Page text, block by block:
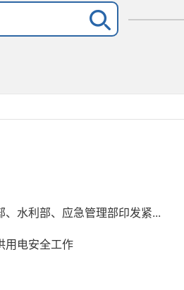
水利部、应急管理部印发紧...
用电安全工作